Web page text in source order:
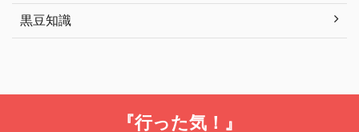
黒豆知識
『行った気！』